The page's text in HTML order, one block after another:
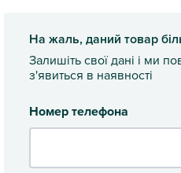
На жаль, даний товар
Залишіть свої дані і ми
з'явиться в наявності
Номер телефона